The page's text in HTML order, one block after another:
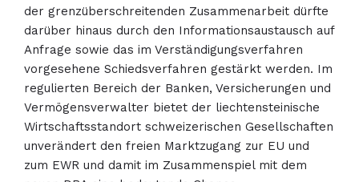
der grenzüberschreitenden Zusammenarbeit dürfte
darüber hinaus durch den Informationsaustausch auf
Anfrage sowie das im Verständigungsverfahren
vorgesehene Schiedsverfahren gestärkt werden. Im
regulierten Bereich der Banken, Versicherungen und
Vermögensverwalter bietet der liechtensteinische
Wirtschaftsstandort schweizerischen Gesellschaften
unverändert den freien Marktzugang zur EU und
zum EWR und damit im Zusammenspiel mit dem